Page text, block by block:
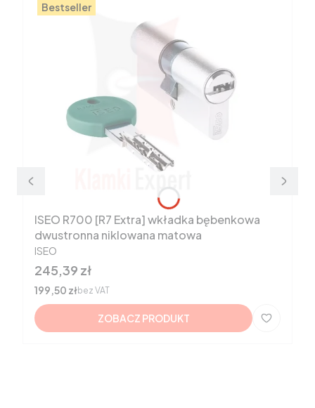
Bestseller
ISEO R700 [R7 Extra] wkładka bębenkowa
dwustronna niklowana matowa
PRODUCENT
ISEO
Cena
245,39 zł
Cena
199,50 złbez VAT
ZOBACZ PRODUKT